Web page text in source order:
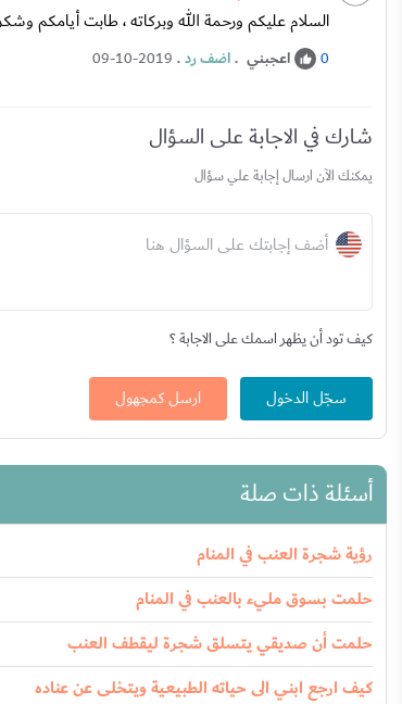
السلام عليكم ورحمة الله وبركاته ، طابت أيامكم
0 اعجبني .اضف رد.
09-10-2019
شارك في الاجابة على السؤال
يمكنك الآن ارسال إجابة علي سؤال
أضف إجابتك على السؤال هنا
كيف تود أن يظهر اسمك على الاجابة ؟
سجّل الدخول ارسل كمجهول
أسئلة ذات صلة
رؤية شجرة العنب في المنام
حلمت بسوق مليء بالعنب في المنام
حلمت أن صديقي يتسلق شجرة ليقطف العنب
كيف ارجع ابني الى حياته الطبيعية ويتخلى عن عناده